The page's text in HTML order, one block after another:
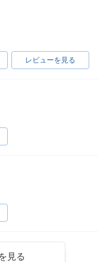
レビューを見る
見る